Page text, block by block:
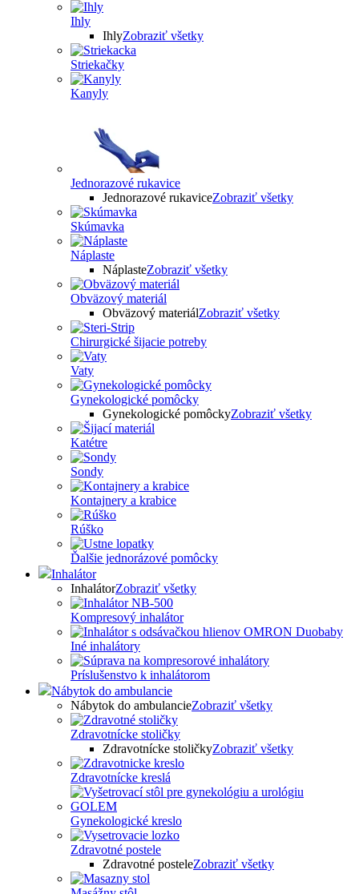
Ihly
IhlyZobraziť všetky
Striekačky
Kanyly
Jednorazové rukavice
Jednorazové rukaviceZobraziť všetky
Skúmavka
Náplaste
NáplasteZobraziť všetky
Obväzový materiál
Obväzový materiálZobraziť všetky
Chirurgické šijacie potreby
Vaty
Gynekologické pomôcky
Gynekologické pomôckyZobraziť všetky
Katétre
Sondy
Kontajnery a krabice
Rúško
Ďalšie jednorázové pomôcky
Inhalátor
InhalátorZobraziť všetky
Kompresový inhalátor
Iné inhalátory
Príslušenstvo k inhalátorom
Nábytok do ambulancie
Nábytok do ambulancieZobraziť všetky
Zdravotnícke stoličky
Zdravotnícke stoličkyZobraziť všetky
Zdravotnícke kreslá
Gynekologické kreslo
Zdravotné postele
Zdravotné posteleZobraziť všetky